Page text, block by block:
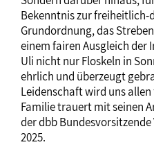
Bekenntnis zur
Grundordnung, das
einem fairen Ausgleich der
Uli nicht nur Floskeln in
ehrlich und überzeugt
Leidenschaft wird uns
Familie trauert mit seinen
der dbb Bundesvorsitzende
2025.